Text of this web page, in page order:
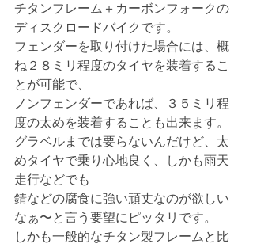
チタンフレーム＋カーボンフォークの
ディスクロードバイクです。
フェンダーを取り付けた場合には、概
ね２８ミリ程度のタイヤを装着するこ
とが可能で、
ノンフェンダーであれば、３５ミリ程
度の太めを装着することも出来ます。
グラベルまでは要らないんだけど、太
めタイヤで乗り心地良く、しかも雨天
走行などでも
錆などの腐食に強い頑丈なのが欲しい
なぁ〜と言う要望にピッタリです。
しかも一般的なチタン製フレームと比